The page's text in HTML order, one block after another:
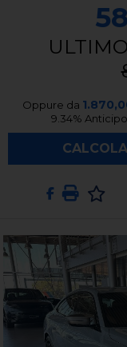
Oppure da
9.34% Anticipo